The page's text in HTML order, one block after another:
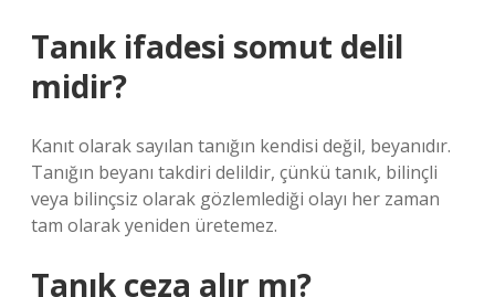
Tanık ifadesi somut delil
midir?
Kanıt olarak sayılan tanığın kendisi değil, beyanıdır.
Tanığın beyanı takdiri delildir, çünkü tanık, bilinçli
veya bilinçsiz olarak gözlemlediği olayı her zaman
tam olarak yeniden üretemez.
Tanık ceza alır mı?